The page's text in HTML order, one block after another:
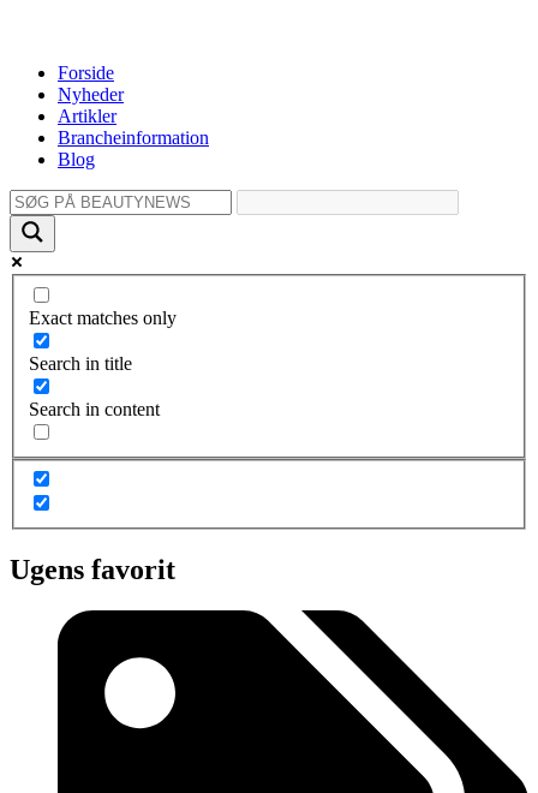
Forside
Nyheder
Artikler
Brancheinformation
Blog
Exact matches only
Search in title
Search in content
Ugens favorit